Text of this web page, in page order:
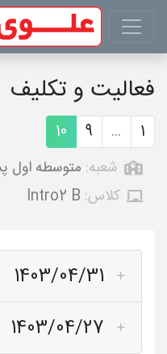
فعالیت و تکلیف
1
...
9
10
شعبه: متوسطه اول
کلاس: Intro2 B
1403/04/31
1403/04/27